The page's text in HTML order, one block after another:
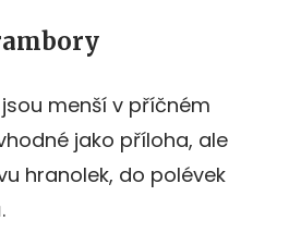
menší v příčném
jako příloha, ale
hranolek, do polévek